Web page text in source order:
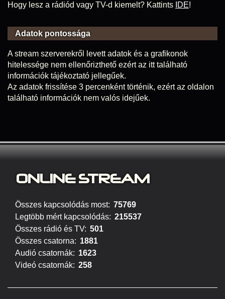
Hogy lesz a rádiód vagy TV-d kiemelt? Kattints IDE!
Adatok pontossága
A stream szerverekről levett adatok és a grafikonok
hitelessége nem ellenőrizthető ezért az itt található
információk tájékoztató jellegűek.
Az adatok frissítése 3 percenként történik, ezért az oldalon
található információk nem valós idejűek.
ONLINE STREAM
Összes kapcsolódás most: 75769
Legtöbb mért kapcsolódás: 215537
Összes rádió és TV: 501
Összes csatorna: 1881
Audió csatornák: 1623
Videó csatornák: 258